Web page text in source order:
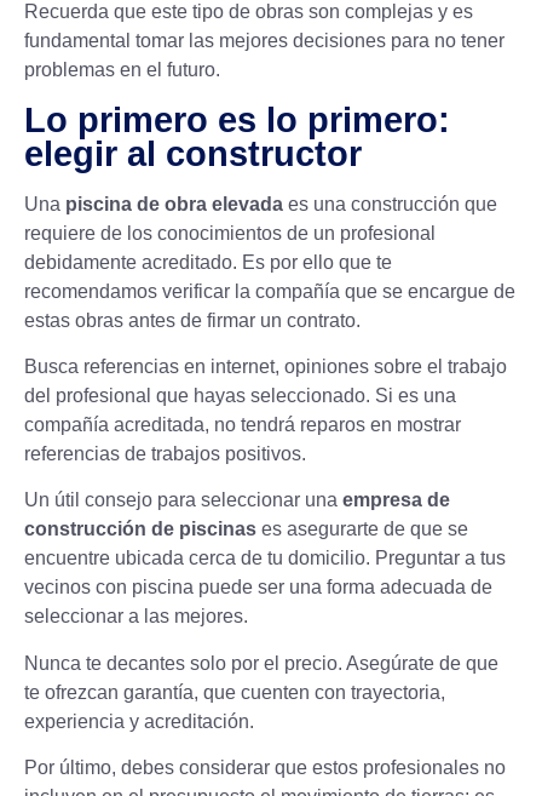
Recuerda que este tipo de obras son complejas y es
fundamental tomar las mejores decisiones para no tener
problemas en el futuro.
Lo primero es lo primero:
elegir al constructor
Una piscina de obra elevada es una construcción que
requiere de los conocimientos de un profesional
debidamente acreditado. Es por ello que te
recomendamos verificar la compañía que se encargue de
estas obras antes de firmar un contrato.
Busca referencias en internet, opiniones sobre el trabajo
del profesional que hayas seleccionado. Si es una
compañía acreditada, no tendrá reparos en mostrar
referencias de trabajos positivos.
Un útil consejo para seleccionar una empresa de
construcción de piscinas es asegurarte de que se
encuentre ubicada cerca de tu domicilio. Preguntar a tus
vecinos con piscina puede ser una forma adecuada de
seleccionar a las mejores.
Nunca te decantes solo por el precio. Asegúrate de que
te ofrezcan garantía, que cuenten con trayectoria,
experiencia y acreditación.
Por último, debes considerar que estos profesionales no